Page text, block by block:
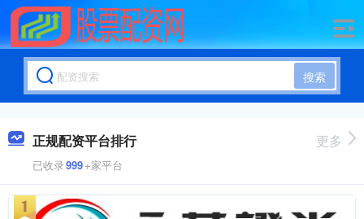
搜索
正规配资平台排行
已收录999+家平台
更多